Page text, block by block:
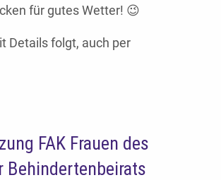
für gutes Wetter! 😉
Details folgt, auch per
FAK Frauen des
Behindertenbeirats